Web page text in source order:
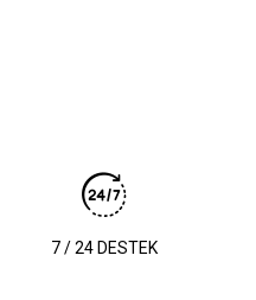
7 / 24 DESTEK